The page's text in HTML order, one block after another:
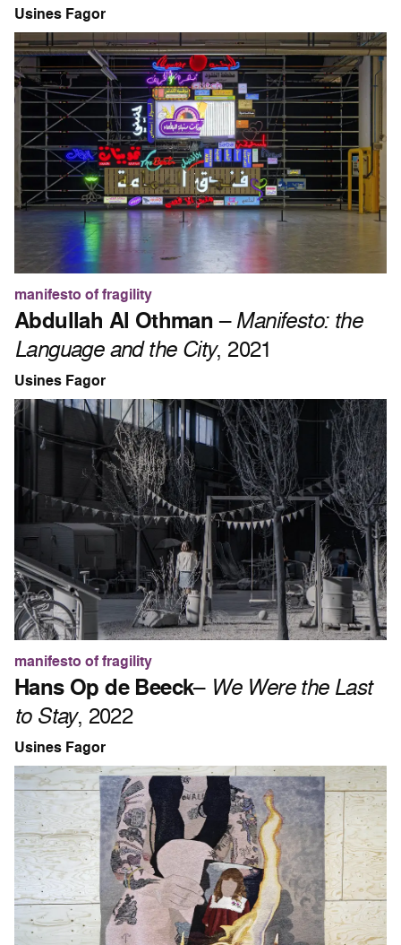
Usines Fagor
manifesto of fragility
Abdullah Al Othman–Manifesto: the
Language and the City, 2021
Usines Fagor
manifesto of fragility
Hans Op de Beeck– We Were the Last
to Stay, 2022
Usines Fagor